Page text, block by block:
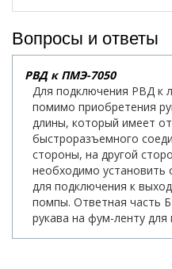
Вопросы и ответы
РВД к ПМЭ-7050
Для подключения РВД к
помимо приобретения
длины, который имеет
быстроразъемного
стороны, на другой
необходимо установить
для подключения к
помпы. Ответная часть
рукава на фум-ленту для